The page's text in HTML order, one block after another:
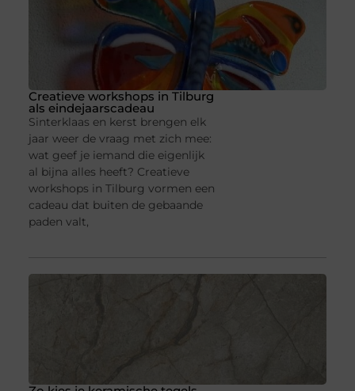
Creatieve workshops in Tilburg
als eindejaarscadeau
Sinterklaas en kerst brengen elk
jaar weer de vraag met zich mee:
wat geef je iemand die eigenlijk
al bijna alles heeft? Creatieve
workshops in Tilburg vormen een
cadeau dat buiten de gebaande
paden valt,